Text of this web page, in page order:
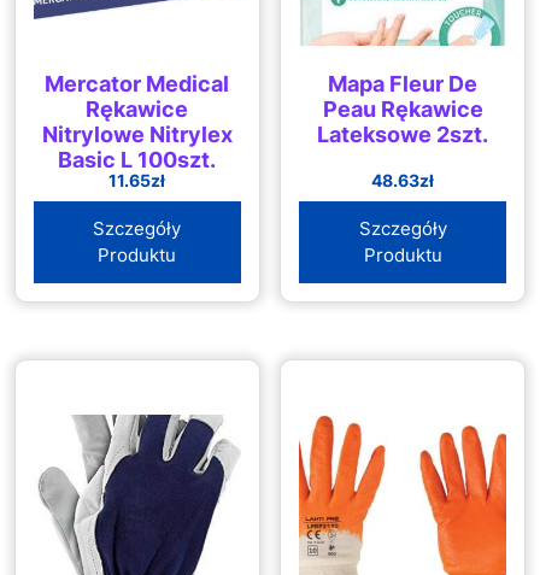
Mercator Medical
Rękawice
Nitrylowe Nitrylex
Basic L 100szt.
11.65zł
Szczegóły
Produktu
Mapa Fleur De
Peau Rękawice
Lateksowe 2szt.
48.63zł
Szczegóły
Produktu